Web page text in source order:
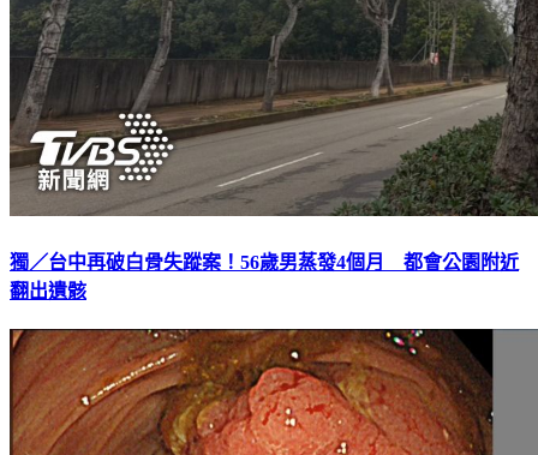
獨／台中再破白骨失蹤案！56歲男蒸發4個月 都會公園附近
翻出遺骸